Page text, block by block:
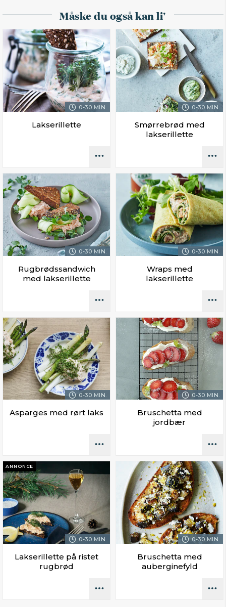
Måske du også kan li'
0-30 MIN.
Lakserillette
0-30 MIN.
Smørrebrød med
lakserillette
0-30 MIN.
Rugbrødssandwich
med lakserillette
0-30 MIN.
Wraps med
lakserillette
0-30 MIN.
Asparges med rørt laks
0-30 MIN.
Bruschetta med
jordbær
0-30 MIN.
ANNONCE
Lakserillette på ristet
rugbrød
0-30 MIN.
Bruschetta med
auberginefyld